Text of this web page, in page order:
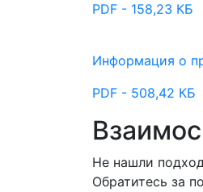
PDF - 158,23 КБ
Информация о
PDF - 508,42 КБ
Не нашли
Обратитесь за